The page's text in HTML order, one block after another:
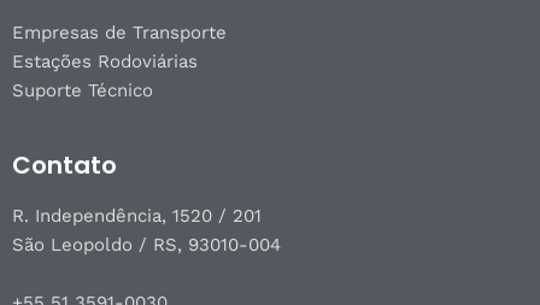
Empresas de Transporte
Estações Rodoviárias
Suporte Técnico
Contato
R. Independência, 1520 / 201
São Leopoldo / RS, 93010-004